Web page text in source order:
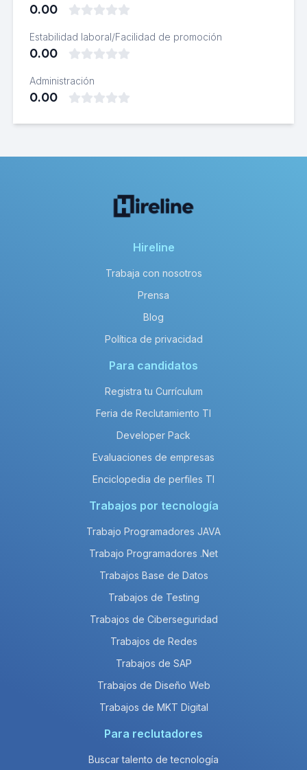
0.00
Estabilidad laboral/Facilidad de promoción
0.00
Administración
0.00
Hireline
Trabaja con nosotros
Prensa
Blog
Política de privacidad
Para candidatos
Registra tu Currículum
Feria de Reclutamiento TI
Developer Pack
Evaluaciones de empresas
Enciclopedia de perfiles TI
Trabajos por tecnología
Trabajo Programadores JAVA
Trabajo Programadores .Net
Trabajos Base de Datos
Trabajos de Testing
Trabajos de Ciberseguridad
Trabajos de Redes
Trabajos de SAP
Trabajos de Diseño Web
Trabajos de MKT Digital
Para reclutadores
Buscar talento de tecnología